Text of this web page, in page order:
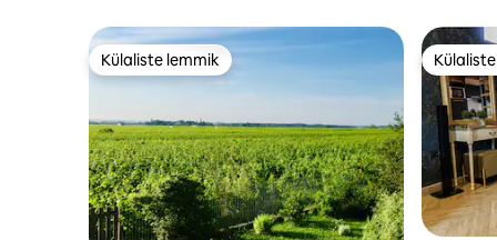
Külaliste lemmik
Külaliste lemmik